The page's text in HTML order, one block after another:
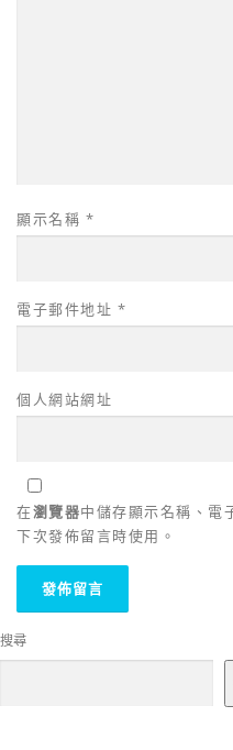
顯示名稱 *
電子郵件地址 *
個人網站網址
在瀏覽器中儲存顯示名稱、電
下次發佈留言時使用。
搜尋